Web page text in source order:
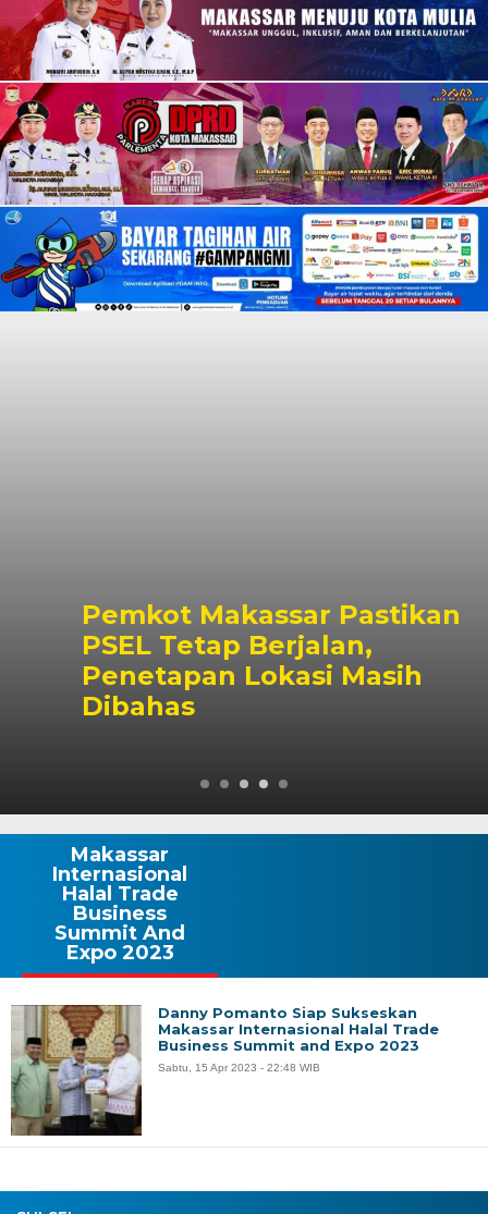
Pemkot Makassar Pastikan
PSEL Tetap Berjalan,
Penetapan Lokasi Masih
Dibahas
Makassar
Internasional
Halal Trade
Business
Summit And
Expo 2023
Danny Pomanto Siap Sukseskan
Makassar Internasional Halal Trade
Business Summit and Expo 2023
Sabtu, 15 Apr 2023 - 22:48 WIB